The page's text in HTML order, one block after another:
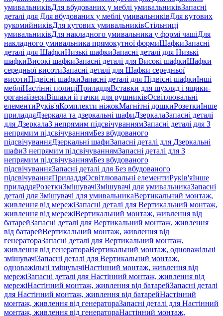
умивальниківДля вбудованих у меблі умивальниківЗапасні
деталі для Для вбудованих у меблі умивальниківДля кутових
рукомийниківДля кутових умивальниківСтільниці
умивальниківДля накладного умивальника у формі чашіДля
накладного умивальника прямокутної формиШафкиЗапасні
деталі для ШафкиНизькі шафкиЗапасні деталі для Низькі
шафкиВисокі шафкиЗапасні деталі для Високі шафкиШафки
середньої висотиЗапасні деталі для Шафки середньої
висотиПідвісні шафкиЗапасні деталі для Підвісні шафкиІнші
мебліНастінні полиціПриладдяВставки для шухляд і ящики-
органайзериВішаки й гачки для рушниківОсвітлювальні
елементиРуків'яКомплекти ніжокМагнітні дошкиРозеткиІнше
приладдяДзеркала та дзеркальні шафиДзеркалаЗапасні деталі
для ДзеркалаЗ непрямим підсвічуваннямЗапасні деталі для З
непрямим підсвічуваннямБез вбудованого
підсвічуванняДзеркальні шафиЗапасні деталі для Дзеркальні
шафиЗ непрямим підсвічуваннямЗапасні деталі для З
непрямим підсвічуваннямБез вбудованого
підсвічуванняЗапасні деталі для Без вбудованого
підсвічуванняПриладдяОсвітлювальні елементиРуків'яІнше
приладдяРозеткиЗмішувачіЗмішувачі для умивальникаЗапасні
деталі для Змішувачі для умивальникаВертикальний монтаж,
живлення від мережіЗапасні деталі для Вертикальний монтаж,
живлення від мережіВертикальний монтаж, живлення від
батарейЗапасні деталі для Вертикальний монтаж, живлення
від батарейВертикальний монтаж, живлення від
генератораЗапасні деталі для Вертикальний монтаж,
живлення від генератораВертикальний монтаж, одноважільні
змішувачіЗапасні деталі для Вертикальний монтаж,
одноважільні змішувачіНастінний монтаж, живлення від
мережіЗапасні деталі для Настінний монтаж, живлення від
мережіНастінний монтаж, живлення від батарейЗапасні деталі
для Настінний монтаж, живлення від батарейНастінний
монтаж, живлення від генератораЗапасні деталі для Настінний
монтаж, живлення від генератораНастінний монтаж,